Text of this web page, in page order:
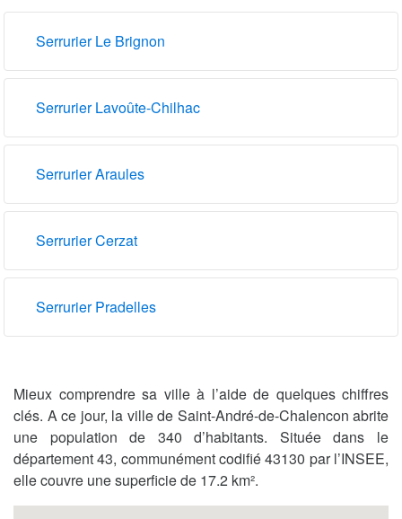
Serrurier Le Brignon
Serrurier Lavoûte-Chilhac
Serrurier Araules
Serrurier Cerzat
Serrurier Pradelles
Mieux comprendre sa ville à l’aide de quelques chiffres
clés. A ce jour, la ville de Saint-André-de-Chalencon abrite
une population de 340 d’habitants. Située dans le
département 43, communément codifié 43130 par l’INSEE,
elle couvre une superficie de 17.2 km².